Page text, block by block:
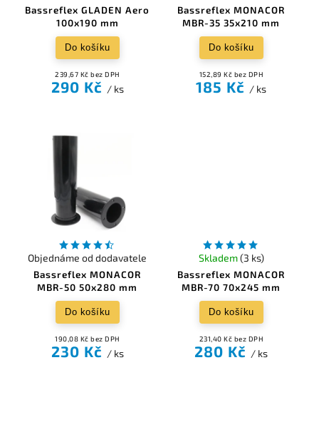
Bassreflex GLADEN Aero
100x190 mm
239,67 Kč bez DPH
290 Kč / ks
Do košíku
Bassreflex MONACOR
MBR-35 35x210 mm
152,89 Kč bez DPH
185 Kč / ks
Do košíku
Bassreflex MONACOR
MBR-50 50x280 mm
Objednáme od dodavatele
190,08 Kč bez DPH
230 Kč / ks
Do košíku
Bassreflex MONACOR
MBR-70 70x245 mm
Skladem(3 ks)
231,40 Kč bez DPH
280 Kč / ks
Do košíku